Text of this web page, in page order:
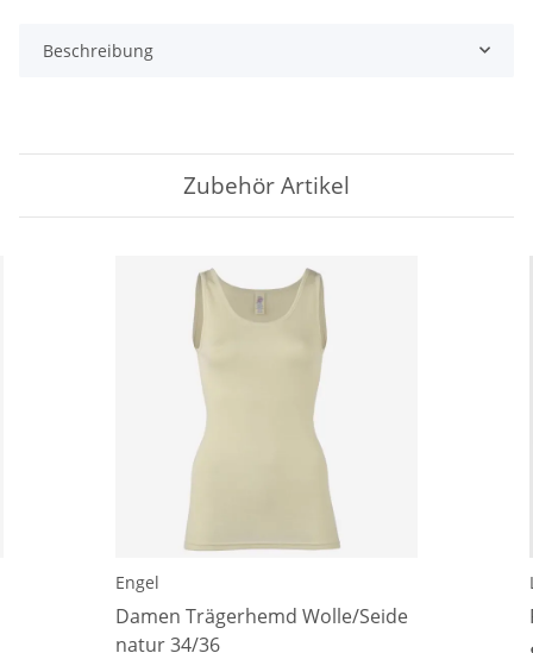
Beschreibung
Zubehör Artikel
Engel
Damen Trägerhemd Wolle/Seide
natur 34/36